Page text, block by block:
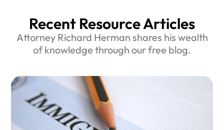
Recent Resource Articles
Attorney Richard Herman shares his wealth
of knowledge through our free blog.